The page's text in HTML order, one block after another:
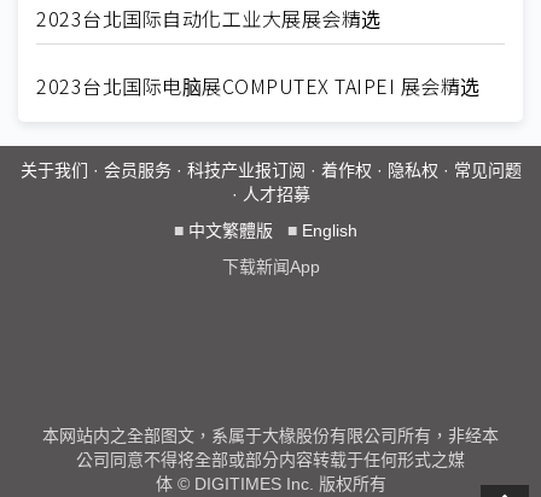
2023台北国际自动化工业大展展会精选
2023台北国际电脑展COMPUTEX TAIPEI 展会精选
关于我们 · 会员服务· 科技产业报订阅 · 着作权 · 隐私权 · 常见问题
· 人才招募
■ 中文繁體版 ■ English
下载新闻App
本网站内之全部图文，系属于大椽股份有限公司所有，非经本
公司同意不得将全部或部分内容转载于任何形式之媒
体 © DIGITIMES Inc. 版权所有